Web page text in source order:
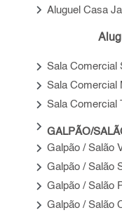
keyboard_arrow_right Aluguel Casa
keyboard_arrow_right Sala Comercial
keyboard_arrow_right Sala Comercial
keyboard_arrow_right Sala Comercial
keyboard_arrow_right GALPÃO/
keyboard_arrow_right Galpão / Salão
keyboard_arrow_right Galpão / Salão
keyboard_arrow_right Galpão / Salão
keyboard_arrow_right Galpão / Salão